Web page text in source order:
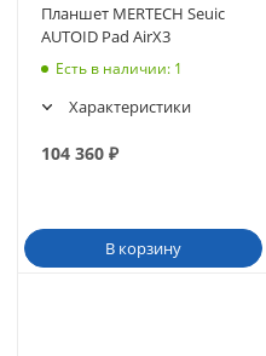
Планшет MERTECH Seuic
AUTOID Pad AirX3
Есть в наличии: 1
Характеристики
104 360 ₽
В корзину